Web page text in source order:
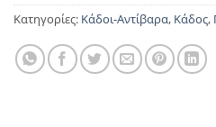
Κατηγορίες: Κάδοι-Αντίβαρα, Κάδος,